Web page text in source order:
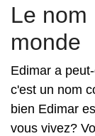
Le nom
monde
Edimar a
c'est un nom
bien Edimar
vous vivez?